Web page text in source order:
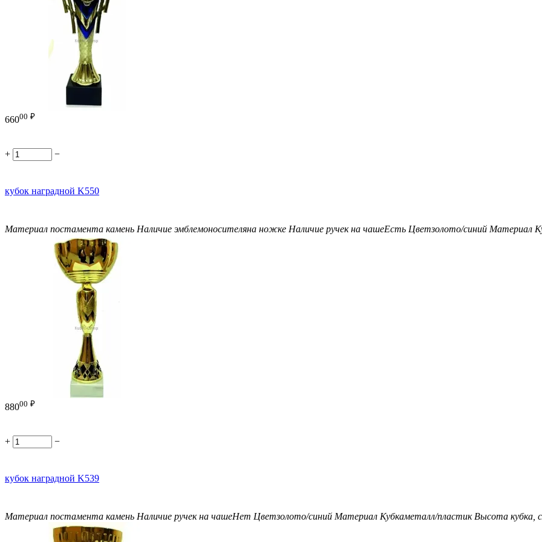
66000 ₽
+ −
кубок наградной K550
Материал постамента камень Наличие эмблемоносителяна ножке Наличие ручек на чашеЕсть Цветзолото/синий Материал
88000 ₽
+ −
кубок наградной K539
Материал постамента камень Наличие ручек на чашеНет Цветзолото/синий Материал Кубкаметалл/пластик Высота кубка,